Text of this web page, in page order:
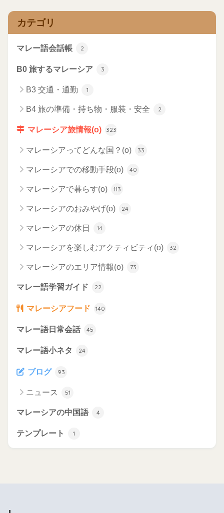
カテゴリ
マレー語会話帳 2
B0 旅するマレーシア 3
B3 交通・通勤 1
B4 旅の準備・持ち物・服装・安全 2
マレーシア旅情報(o) 323
マレーシアってどんな国？(o) 33
マレーシアでの移動手段(o) 40
マレーシアで暮らす(o) 113
マレーシアのおみやげ(o) 24
マレーシアの休日 14
マレーシアを楽しむアクティビティ(o) 32
マレーシアのエリア情報(o) 73
マレー語学習ガイド 22
マレーシアフード 140
マレー語日常会話 45
マレー語小ネタ 24
ブログ 93
ニュース 51
マレーシアの中国語 4
テンプレート 1